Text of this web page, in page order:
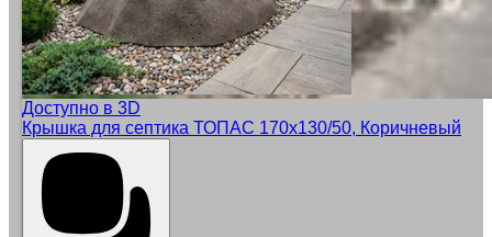
Доступно в 3D
Крышка для септика ТОПАС 170х130/50, Коричневый